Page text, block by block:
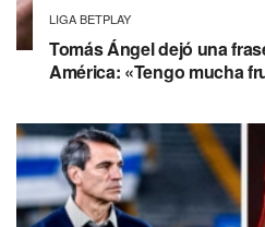
LIGA BETPLAY
Tomás Ángel dejó una
América: «Tengo mucha